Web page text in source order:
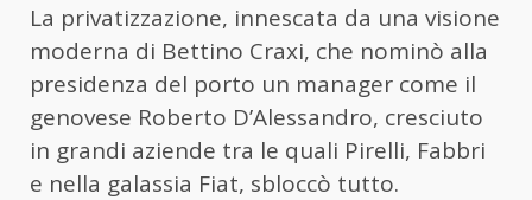
La privatizzazione, innescata da una visione
moderna di Bettino Craxi, che nominò alla
presidenza del porto un manager come il
genovese Roberto D’Alessandro, cresciuto
in grandi aziende tra le quali Pirelli, Fabbri
e nella galassia Fiat, sbloccò tutto.